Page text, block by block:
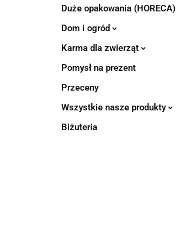
Duże opakowania (HORECA)
Dom i ogród
Karma dla zwierząt
Pomysł na prezent
Przeceny
Wszystkie nasze produkty
Biżuteria